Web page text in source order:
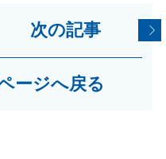
ージへ戻る
次の記事